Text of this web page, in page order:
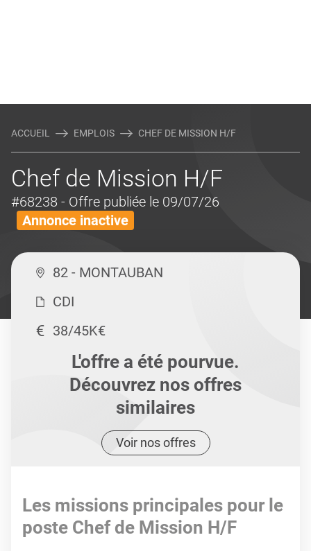
ACCUEIL EMPLOIS CHEF DE MISSION H/F
Chef de Mission H/F
#68238 - Offre publiée le 09/07/26
Annonce inactive
82 - MONTAUBAN
CDI
38/45K€
L'offre a été pourvue.
Découvrez nos offres
similaires
Voir nos offres
Les missions principales pour le
poste Chef de Mission H/F